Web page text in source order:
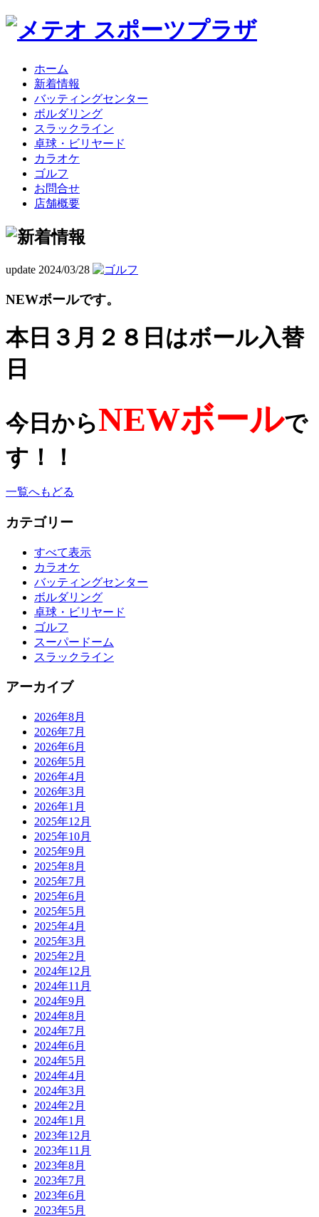
ホーム
新着情報
バッティングセンター
ボルダリング
スラックライン
卓球・ビリヤード
カラオケ
ゴルフ
お問合せ
店舗概要
update 2024/03/28
NEWボールです。
本日３月２８日はボール入替
日
今日からNEWボールで
す！！
一覧へもどる
カテゴリー
すべて表示
カラオケ
バッティングセンター
ボルダリング
卓球・ビリヤード
ゴルフ
スーパードーム
スラックライン
アーカイブ
2026年8月
2026年7月
2026年6月
2026年5月
2026年4月
2026年3月
2026年1月
2025年12月
2025年10月
2025年9月
2025年8月
2025年7月
2025年6月
2025年5月
2025年4月
2025年3月
2025年2月
2024年12月
2024年11月
2024年9月
2024年8月
2024年7月
2024年6月
2024年5月
2024年4月
2024年3月
2024年2月
2024年1月
2023年12月
2023年11月
2023年8月
2023年7月
2023年6月
2023年5月